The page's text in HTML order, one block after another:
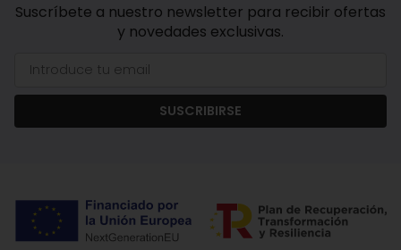
Suscríbete a nuestro newsletter para recibir ofertas
y novedades exclusivas.
SUSCRIBIRSE